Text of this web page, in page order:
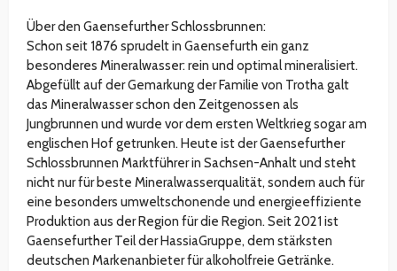
Über den Gaensefurther Schlossbrunnen:
Schon seit 1876 sprudelt in Gaensefurth ein ganz
besonderes Mineralwasser: rein und optimal mineralisiert.
Abgefüllt auf der Gemarkung der Familie von Trotha galt
das Mineralwasser schon den Zeitgenossen als
Jungbrunnen und wurde vor dem ersten Weltkrieg sogar am
englischen Hof getrunken. Heute ist der Gaensefurther
Schlossbrunnen Marktführer in Sachsen-Anhalt und steht
nicht nur für beste Mineralwasserqualität, sondern auch für
eine besonders umweltschonende und energieeffiziente
Produktion aus der Region für die Region. Seit 2021 ist
Gaensefurther Teil der HassiaGruppe, dem stärksten
deutschen Markenanbieter für alkoholfreie Getränke.